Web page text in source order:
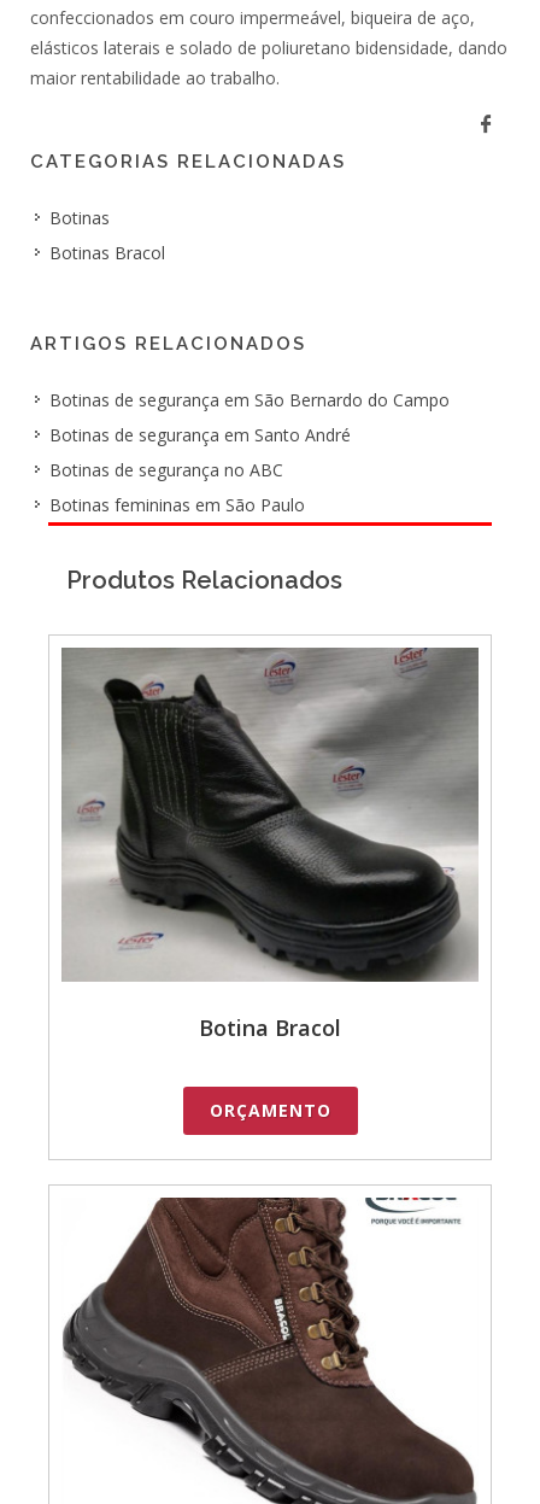
confeccionados em couro impermeável, biqueira de aço,
elásticos laterais e solado de poliuretano bidensidade, dando
maior rentabilidade ao trabalho.
CATEGORIAS RELACIONADAS
Botinas
Botinas Bracol
ARTIGOS RELACIONADOS
Botinas de segurança em São Bernardo do Campo
Botinas de segurança em Santo André
Botinas de segurança no ABC
Botinas femininas em São Paulo
Produtos Relacionados
Botina Bracol
ORÇAMENTO